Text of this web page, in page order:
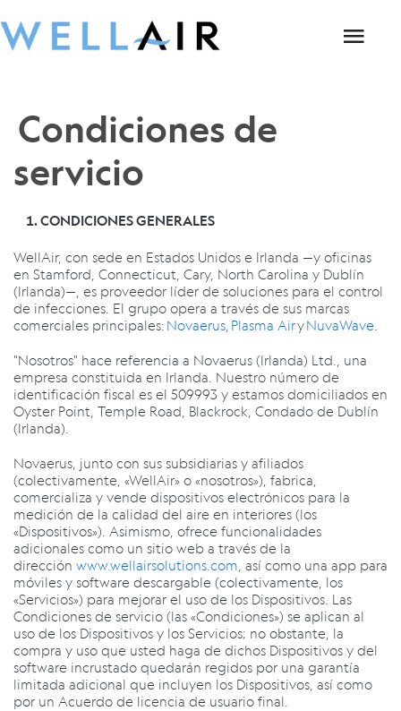
Condiciones de
servicio
CONDICIONES GENERALES
WellAir, con sede en Estados Unidos e Irlanda —y oficinas
en Stamford, Connecticut, Cary, North Carolina y Dublín
(Irlanda)—, es proveedor líder de soluciones para el control
de infecciones. El grupo opera a través de sus marcas
comerciales principales: Novaerus, Plasma AiryNuvaWave.
"Nosotros" hace referencia a Novaerus (Irlanda) Ltd., una
empresa constituida en Irlanda. Nuestro número de
identificación fiscal es el 509993 y estamos domiciliados en
Oyster Point, Temple Road, Blackrock, Condado de Dublín
(Irlanda).
Novaerus, junto con sus subsidiarias y afiliados
(colectivamente, «WellAir» o «nosotros»), fabrica,
comercializa y vende dispositivos electrónicos para la
medición de la calidad del aire en interiores (los
«Dispositivos»). Asimismo, ofrece funcionalidades
adicionales como un sitio web a través de la
dirección www.wellairsolutions.com, así como una app para
móviles y software descargable (colectivamente, los
«Servicios») para mejorar el uso de los Dispositivos. Las
Condiciones de servicio (las «Condiciones») se aplican al
uso de los Dispositivos y los Servicios; no obstante, la
compra y uso que usted haga de dichos Dispositivos y del
software incrustado quedarán regidos por una garantía
limitada adicional que incluyen los Dispositivos, así como
por un Acuerdo de licencia de usuario final.